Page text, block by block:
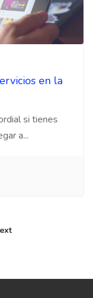
en la
si tienes
a...